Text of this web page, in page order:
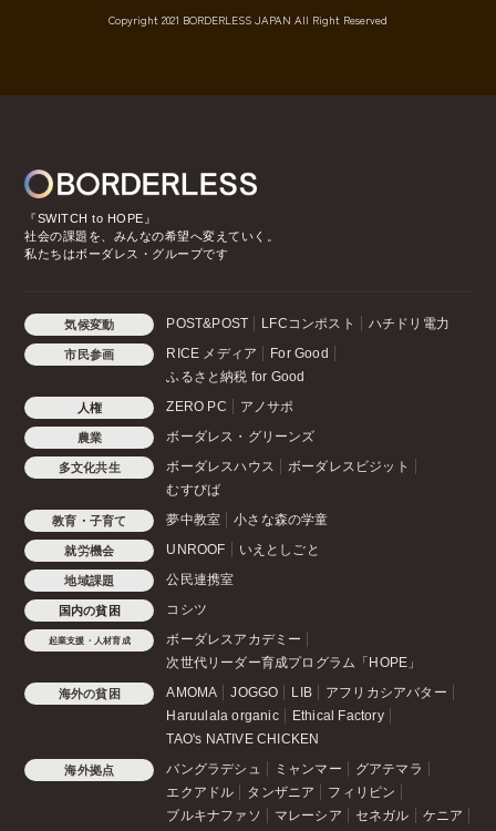
Copyright 2021 BORDERLESS JAPAN All Right Reserved
『SWITCH to HOPE』
社会の課題を、みんなの希望へ変えていく。
私たちはボーダレス・グループです
気候変動 POST&POST LFCコンポスト ハチドリ電力
市民参画 RICE メディア
For Good
ふるさと納税 for Good
人権 ZERO PC アノサポ
農業 ボーダレス・グリーンズ
多文化共生 ボーダレスハウス
ボーダレスビジット
むすびば
教育・子育て 夢中教室 小さな森の学童
就労機会 UNROOF いえとしごと
地域課題 公民連携室
国内の貧困 コシツ
起業支援・人材育成
ボーダレスアカデミー
次世代リーダー育成プログラム「HOPE」
海外の貧困 AMOMA JOGGO LIB
アフリカシアバター
Haruulala organic
Ethical Factory
TAO's NATIVE CHICKEN
海外拠点 バングラデシュ ミャンマー
グアテマラ
エクアドル
タンザニア
フィリピン
ブルキナファソ
マレーシア セネガル ケニア